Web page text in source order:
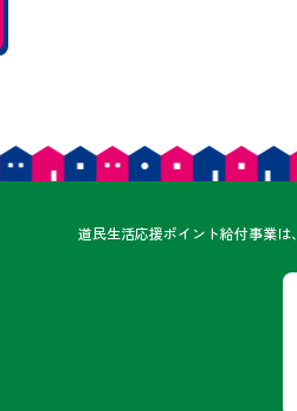
道民どうみん
生活応援ポイント給付事業は、